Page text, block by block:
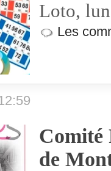
Loto,
Les
Comité
de